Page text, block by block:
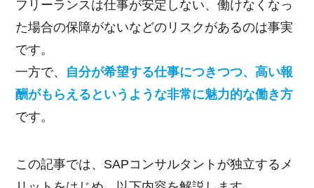
フリーランスは仕事が安定しない、働けなくなっ
た場合の保障がないなどのリスクがあるのは事実
です。
一方で、 自分が希望する仕事につきつつ、高い報
酬がもらえるというような非常に魅力的な働き方
です。
この記事では、SAPコンサルタントが独立するメ